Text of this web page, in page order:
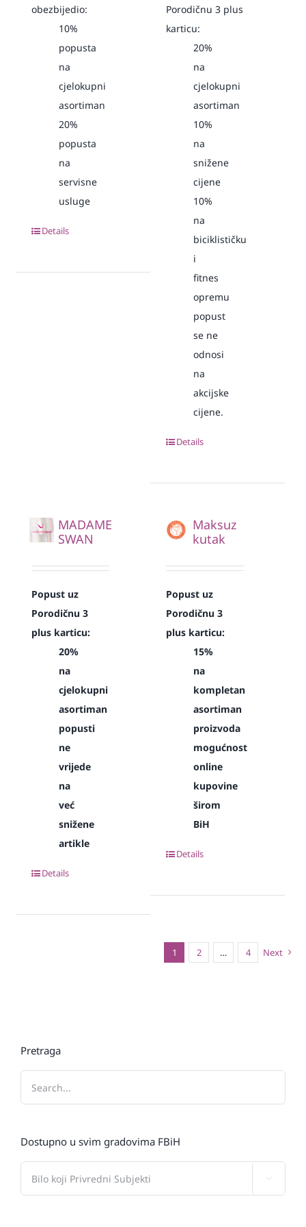
obezbijedio:
10%
popusta
na
cjelokupni
asortiman
20%
popusta
na
servisne
usluge
Details
Porodičnu 3 plus
karticu:
20%
na
cjelokupni
asortiman
10%
na
snižene
cijene
10%
na
biciklističku
i
fitnes
opremu
popust
se ne
odnosi
na
akcijske
cijene.
Details
MADAME
SWAN
Popust uz
Porodičnu 3
plus karticu:
20%
na
cjelokupni
asortiman
popusti
ne
vrijede
na
već
snižene
artikle
Details
Maksuz
kutak
Popust uz
Porodičnu 3
plus karticu:
15%
na
kompletan
asortiman
proizvoda
mogućnost
online
kupovine
širom
BiH
Details
1 2 … 4 Next
Pretraga
Dostupno u svim gradovima FBiH